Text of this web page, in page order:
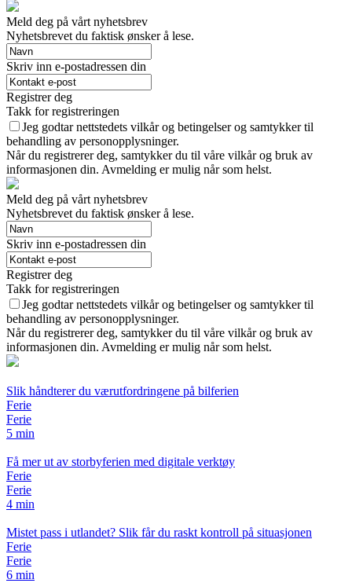
Meld deg på vårt nyhetsbrev
Nyhetsbrevet du faktisk ønsker å lese.
Skriv inn e-postadressen din
Registrer deg
Takk for registreringen
Jeg godtar nettstedets vilkår og betingelser og samtykker til
behandling av personopplysninger.
Når du registrerer deg, samtykker du til våre vilkår og bruk av
informasjonen din. Avmelding er mulig når som helst.
Meld deg på vårt nyhetsbrev
Nyhetsbrevet du faktisk ønsker å lese.
Skriv inn e-postadressen din
Registrer deg
Takk for registreringen
Jeg godtar nettstedets vilkår og betingelser og samtykker til
behandling av personopplysninger.
Når du registrerer deg, samtykker du til våre vilkår og bruk av
informasjonen din. Avmelding er mulig når som helst.
Slik håndterer du værutfordringene på bilferien
Ferie
Ferie
5 min
Få mer ut av storbyferien med digitale verktøy
Ferie
Ferie
4 min
Mistet pass i utlandet? Slik får du raskt kontroll på situasjonen
Ferie
Ferie
6 min